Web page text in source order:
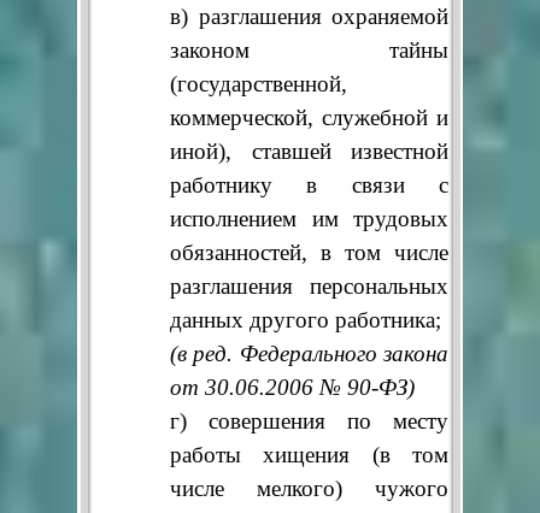
в) разглашения охраняемой
законом тайны
(государственной,
коммерческой, служебной и
иной), ставшей известной
работнику в связи с
исполнением им трудовых
обязанностей, в том числе
разглашения персональных
данных другого работника;
(в ред. Федерального закона
от 30.06.2006 № 90-ФЗ)
г) совершения по месту
работы хищения (в том
числе мелкого) чужого